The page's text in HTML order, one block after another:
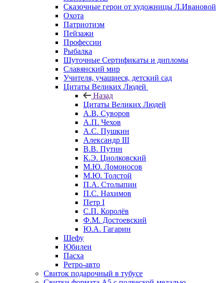
Сказочные герои от художницы Л.Ивановой
Охота
Патриотизм
Пейзажи
Профессии
Рыбалка
Шуточные Сертификаты и дипломы
Славянский мир
Учителя, учащиеся, детский сад
Цитаты Великих Людей
Назад
Цитаты Великих Людей
А.В. Суворов
А.П. Чехов
А.С. Пушкин
Александр III
В.В. Путин
К.Э. Циолковский
М.Ю. Ломоносов
М.Ю. Толстой
П.А. Столыпин
П.С. Нахимов
Петр I
С.П. Королёв
Ф.М. Достоевский
Ю.А. Гагарин
Шефу
Юбилеи
Пасха
Ретро-авто
Свиток подарочный в тубусе